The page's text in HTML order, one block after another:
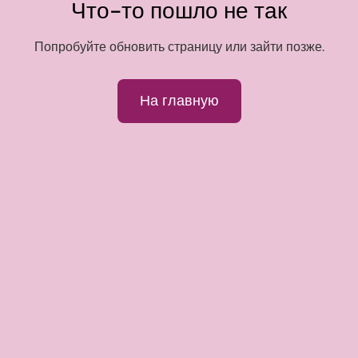
Что-то пошло не так
Попробуйте обновить страницу или зайти позже.
На главную